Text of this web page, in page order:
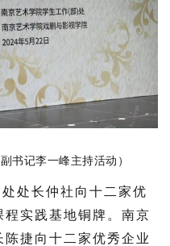
书记李一峰主持活动）
处长仲社向十二家优
实践基地铜牌。南京
捷向十二家优秀企业